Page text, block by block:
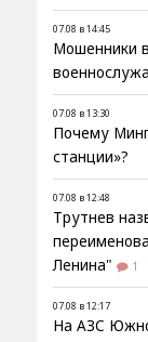
07.08 в 14:45
Мошенники
07.08 в 13:30
Почему
станции»?
07.08 в 12:48
Трутнев
Ленина"
1
07.08 в 12:17
На АЗС